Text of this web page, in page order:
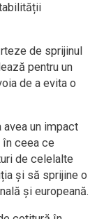
de sprijinul
pentru un
de a evita o
avea un impact
în ceea ce
de celelalte
și să sprijine o
și europeană.